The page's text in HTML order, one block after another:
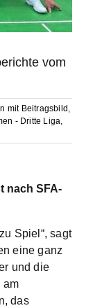
vom
mit Beitragsbild ,
- Dritte Liga,
nach SFA-
Spiel“, sagt
eine ganz
und die
am
das